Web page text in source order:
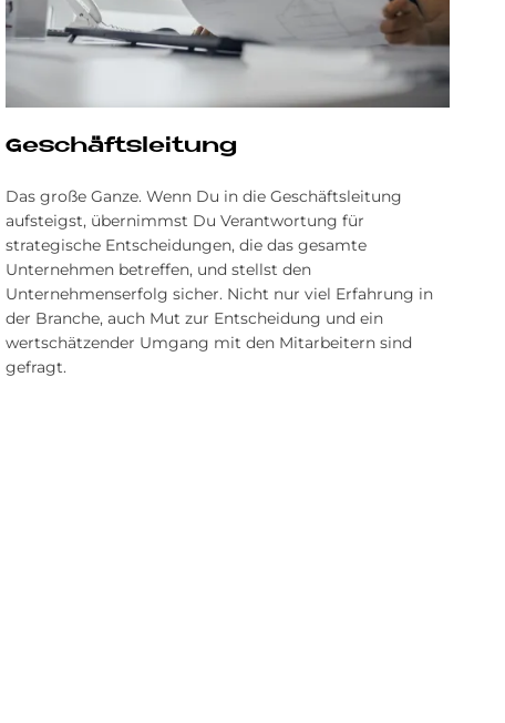
Ge­schäfts­lei­tung
Das große Ganze. Wenn Du in die Geschäftsleitung
aufsteigst, übernimmst Du Verantwortung für
strategische Entscheidungen, die das gesamte
Unternehmen betreffen, und stellst den
Unternehmenserfolg sicher. Nicht nur viel Erfahrung in
der Branche, auch Mut zur Entscheidung und ein
wertschätzender Umgang mit den Mitarbeitern sind
gefragt.